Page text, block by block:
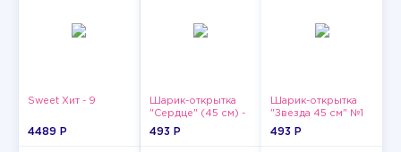
Sweet Хит - 9
4489 P
Шарик-открытка
"Сердце" (45 см) -
2
493 P
Шарик-открытка
"Звезда 45 см" №1
493 P